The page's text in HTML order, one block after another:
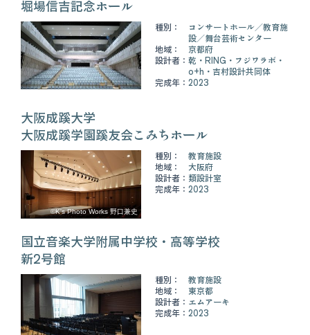
堀場信吉記念ホール
種別： コンサートホール
教育施
設
舞台芸術センター
地域：
京都府
設計者： 乾・RING・フジワラボ・
o+h・吉村設計共同体
完成年： 2023
©K's Photo Works 野口兼史
大阪成蹊大学
大阪成蹊学園蹊友会こみちホール
種別：
教育施設
地域：
大阪府
設計者： 類設計室
完成年： 2023
国立音楽大学附属中学校・高等学校
新2号館
種別：
教育施設
地域：
東京都
設計者： エムアーキ
完成年： 2023